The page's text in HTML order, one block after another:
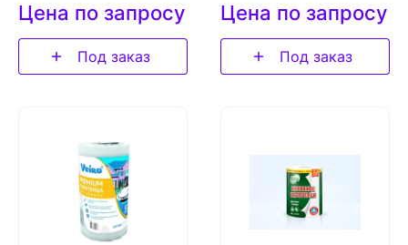
Цена по запросу
Под заказ
Цена по запросу
Под заказ